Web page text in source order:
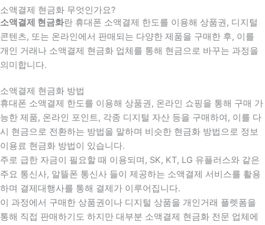
소액결제 현금화 무엇인가요?
소액결제 현금화란 휴대폰 소액결제 한도를 이용해 상품권, 디지털
콘텐츠, 또는 온라인에서 판매되는 다양한 제품을 구매한 후, 이를
개인 거래나 소액결제 현금화 업체를 통해 현금으로 바꾸는 과정을
의미합니다.
소액결제 현금화 방법
휴대폰 소액결제 한도를 이용해 상품권, 온라인 쇼핑을 통해 구매 가
능한 제품, 온라인 포인트, 각종 디지털 자산 등을 구매하여, 이를 다
시 현금으로 전환하는 방법을 말하며 비슷한 현금화 방법으로 정보
이용료 현금화 방법이 있습니다.
주로 급한 자금이 필요할 때 이용되며, SK, KT, LG 유플러스와 같은
주요 통신사, 알뜰폰 통신사 들이 제공하는 소액결제 서비스를 활용
하며 결제대행사를 통해 결제가 이루어집니다.
이 과정에서 구매한 상품권이나 디지털 상품을 개인거래 플렛폼을
통해 직접 판매하기도 하지만 대부분 소액결제 현금화 전문 업체에